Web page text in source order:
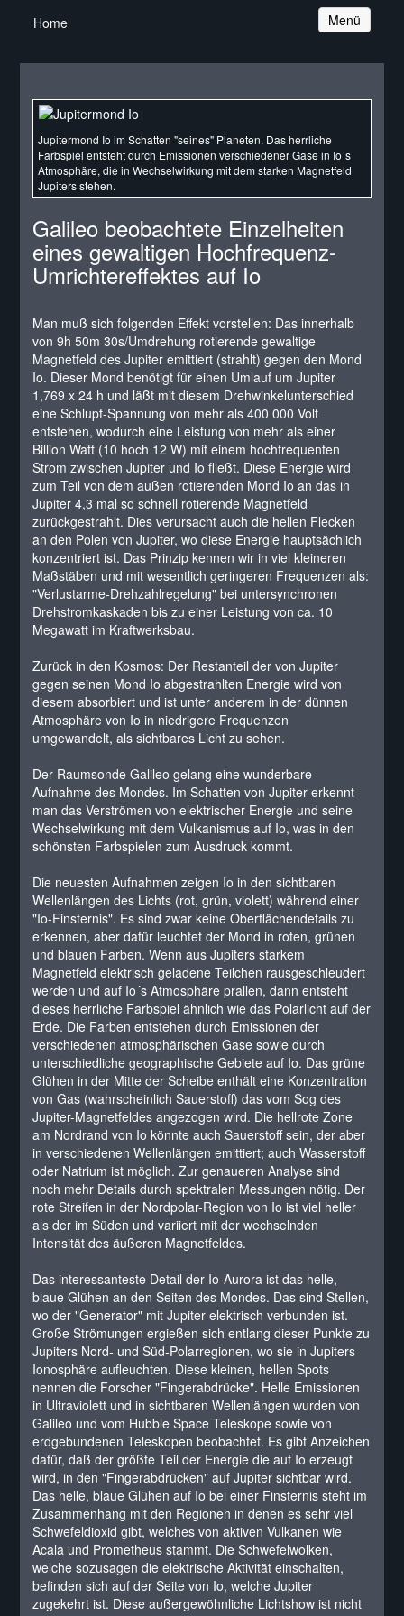
Navigation
Menü
Home
Jupitermond Io im Schatten "seines" Planeten. Das herrliche
Farbspiel entsteht durch Emissionen verschiedener Gase in Io´s
Atmosphäre, die in Wechselwirkung mit dem starken Magnetfeld
Jupiters stehen.
Galileo beobachtete Einzelheiten
eines gewaltigen Hochfrequenz-
Umrichtereffektes auf Io
Man muß sich folgenden Effekt vorstellen: Das innerhalb
von 9h 50m 30s/Umdrehung rotierende gewaltige
Magnetfeld des Jupiter emittiert (strahlt) gegen den Mond
Io. Dieser Mond benötigt für einen Umlauf um Jupiter
1,769 x 24 h und läßt mit diesem Drehwinkelunterschied
eine Schlupf-Spannung von mehr als 400 000 Volt
entstehen, wodurch eine Leistung von mehr als einer
Billion Watt (10 hoch 12 W) mit einem hochfrequenten
Strom zwischen Jupiter und Io fließt. Diese Energie wird
zum Teil von dem außen rotierenden Mond Io an das in
Jupiter 4,3 mal so schnell rotierende Magnetfeld
zurückgestrahlt. Dies verursacht auch die hellen Flecken
an den Polen von Jupiter, wo diese Energie hauptsächlich
konzentriert ist. Das Prinzip kennen wir in viel kleineren
Maßstäben und mit wesentlich geringeren Frequenzen als:
"Verlustarme-Drehzahlregelung" bei untersynchronen
Drehstromkaskaden bis zu einer Leistung von ca. 10
Megawatt im Kraftwerksbau.
Zurück in den Kosmos: Der Restanteil der von Jupiter
gegen seinen Mond Io abgestrahlten Energie wird von
diesem absorbiert und ist unter anderem in der dünnen
Atmosphäre von Io in niedrigere Frequenzen
umgewandelt, als sichtbares Licht zu sehen.
Der Raumsonde Galileo gelang eine wunderbare
Aufnahme des Mondes. Im Schatten von Jupiter erkennt
man das Verströmen von elektrischer Energie und seine
Wechselwirkung mit dem Vulkanismus auf Io, was in den
schönsten Farbspielen zum Ausdruck kommt.
Die neuesten Aufnahmen zeigen Io in den sichtbaren
Wellenlängen des Lichts (rot, grün, violett) während einer
"Io-Finsternis". Es sind zwar keine Oberflächendetails zu
erkennen, aber dafür leuchtet der Mond in roten, grünen
und blauen Farben. Wenn aus Jupiters starkem
Magnetfeld elektrisch geladene Teilchen rausgeschleudert
werden und auf Io´s Atmosphäre prallen, dann entsteht
dieses herrliche Farbspiel ähnlich wie das Polarlicht auf der
Erde. Die Farben entstehen durch Emissionen der
verschiedenen atmosphärischen Gase sowie durch
unterschiedliche geographische Gebiete auf Io. Das grüne
Glühen in der Mitte der Scheibe enthält eine Konzentration
von Gas (wahrscheinlich Sauerstoff) das vom Sog des
Jupiter-Magnetfeldes angezogen wird. Die hellrote Zone
am Nordrand von Io könnte auch Sauerstoff sein, der aber
in verschiedenen Wellenlängen emittiert; auch Wasserstoff
oder Natrium ist möglich. Zur genaueren Analyse sind
noch mehr Details durch spektralen Messungen nötig. Der
rote Streifen in der Nordpolar-Region von Io ist viel heller
als der im Süden und variiert mit der wechselnden
Intensität des äußeren Magnetfeldes.
Das interessanteste Detail der Io-Aurora ist das helle,
blaue Glühen an den Seiten des Mondes. Das sind Stellen,
wo der "Generator" mit Jupiter elektrisch verbunden ist.
Große Strömungen ergießen sich entlang dieser Punkte zu
Jupiters Nord- und Süd-Polarregionen, wo sie in Jupiters
Ionosphäre aufleuchten. Diese kleinen, hellen Spots
nennen die Forscher "Fingerabdrücke". Helle Emissionen
in Ultraviolett und in sichtbaren Wellenlängen wurden von
Galileo und vom Hubble Space Teleskope sowie von
erdgebundenen Teleskopen beobachtet. Es gibt Anzeichen
dafür, daß der größte Teil der Energie die auf Io erzeugt
wird, in den "Fingerabdrücken" auf Jupiter sichtbar wird.
Das helle, blaue Glühen auf Io bei einer Finsternis steht im
Zusammenhang mit den Regionen in denen es sehr viel
Schwefeldioxid gibt, welches von aktiven Vulkanen wie
Acala und Prometheus stammt. Die Schwefelwolken,
welche sozusagen die elektrische Aktivität einschalten,
befinden sich auf der Seite von Io, welche Jupiter
zugekehrt ist. Diese außergewöhnliche Lichtshow ist nicht